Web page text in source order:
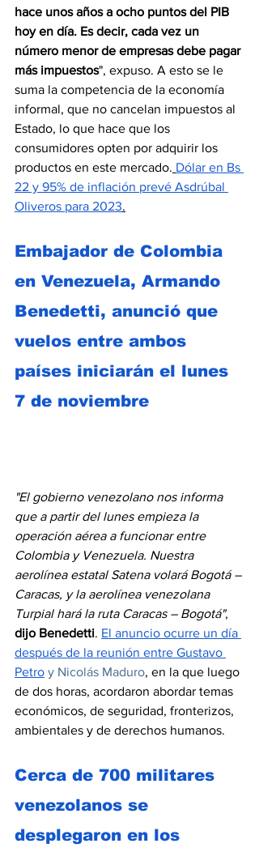
hace unos años a ocho puntos del PIB
hoy en día. Es decir, cada vez un
número menor de empresas debe pagar
más impuestos", expuso. A esto se le
suma la competencia de la economía
informal, que no cancelan impuestos al
Estado, lo que hace que los
consumidores opten por adquirir los
productos en este mercado. Dólar en Bs
22 y 95% de inflación prevé Asdrúbal
Oliveros para 2023.
Embajador de Colombia
en Venezuela, Armando
Benedetti, anunció que
vuelos entre ambos
países iniciarán el lunes
7 de noviembre
"El gobierno venezolano nos informa
que a partir del lunes empieza la
operación aérea a funcionar entre
Colombia y Venezuela. Nuestra
aerolínea estatal Satena volará Bogotá –
Caracas, y la aerolínea venezolana
Turpial hará la ruta Caracas – Bogotá",
dijo Benedetti. El anuncio ocurre un día
después de la reunión entre Gustavo
Petro y Nicolás Maduro, en la que luego
de dos horas, acordaron abordar temas
económicos, de seguridad, fronterizos,
ambientales y de derechos humanos.
Cerca de 700 militares
venezolanos se
desplegaron en los